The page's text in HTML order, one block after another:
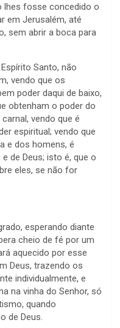
lhes fosse concedido o
em Jerusalém, até
sem abrir a boca para
Santo, não
vendo que os
poder daqui de baixo,
obtenham o poder do
vendo que é
espiritual; vendo que
e dos homens, é
de Deus; isto é, que o
eles, se não for
esperando diante
cheio de fé por um
aquecido por esse
Deus, trazendo os
individualmente, e
na vinha do Senhor, só
quando
de Deus.